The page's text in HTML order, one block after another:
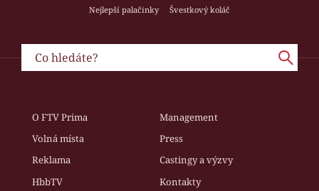
Nejlepší palačinky
Švestkový koláč
O FTV Prima
Management
Volná místa
Press
Reklama
Castingy a výzvy
HbbTV
Kontakty